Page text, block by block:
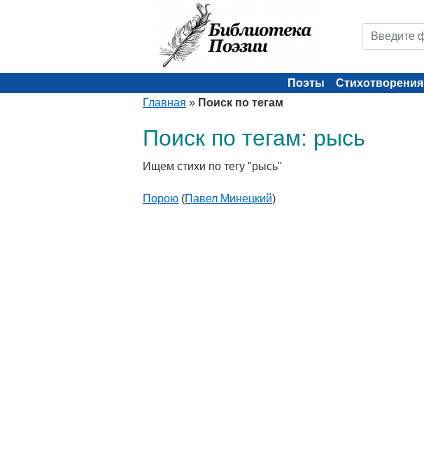
Поэты Стихотворения
Главная » Поиск по тегам
Поиск по тегам: рысь
Ищем стихи по тегу "рысь"
Порою (Павел Минецкий)